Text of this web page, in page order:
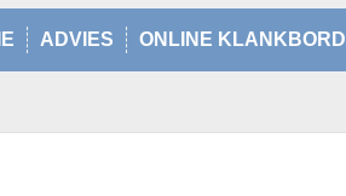
ADVIES ONLINE KLANKBORD